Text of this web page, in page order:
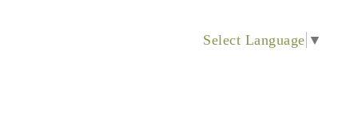
Select Language ▼